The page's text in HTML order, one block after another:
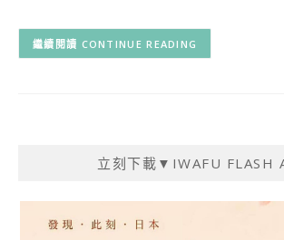
CONTINUE READING
立刻下載▼IWAFU FLASH